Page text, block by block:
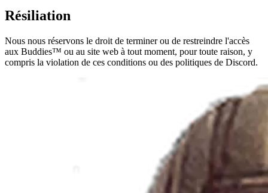
Résiliation
Nous nous réservons le droit de terminer ou de restreindre l'accès
aux Buddies™ ou au site web à tout moment, pour toute raison, y
compris la violation de ces conditions ou des politiques de Discord.